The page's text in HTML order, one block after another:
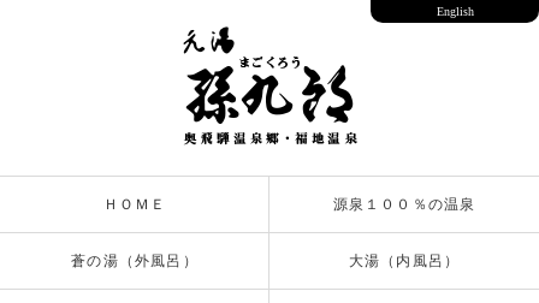
ＨＯＭＥ 源泉１００％の温泉
蒼の湯（外風呂） 大湯（内風呂）
English